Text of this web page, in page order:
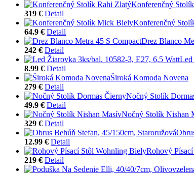
Konferenčný
319 € Detail
Konferenčný
64.9 € Detail
Drez Blanco
242 € Detail
Led
8.99 € Detail
Široká Komoda Novena
279 € Detail
Nočný Stolík
49.9 € Detail
Nočný Stolík Nishan
329 € Detail
12.99 € Detail
Rohový
219 € Detail